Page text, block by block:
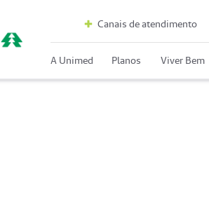
Canais de atendimento
A Unimed Planos Viver Bem